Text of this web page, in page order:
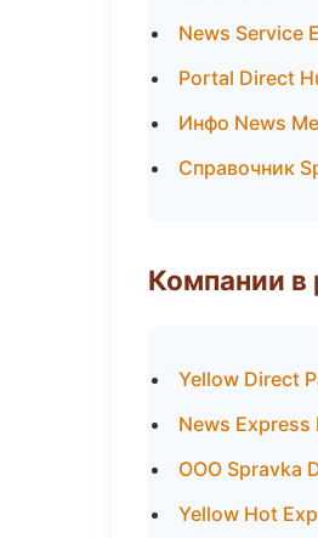
News Service
Portal Direct
Инфо News
Справочник
Компании в
Yellow Direct
News
ООО Spravka
Yellow Hot